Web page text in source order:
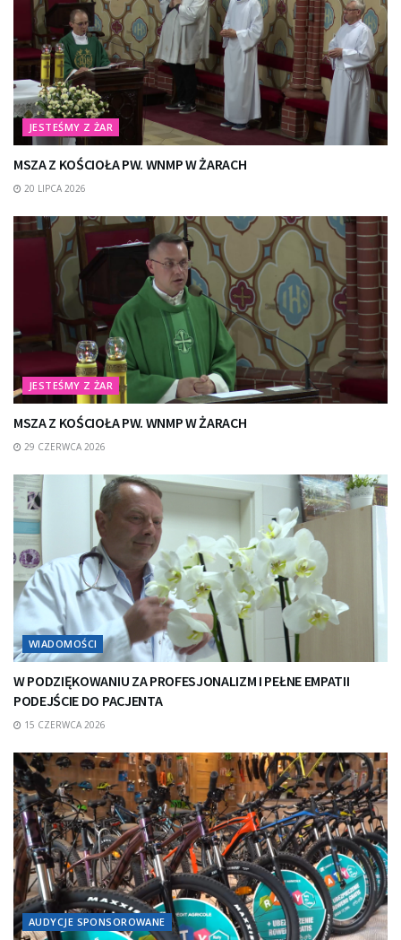
JESTEŚMY Z ŻAR
MSZA Z KOŚCIOŁA PW. WNMP W ŻARACH
20 LIPCA 2026
JESTEŚMY Z ŻAR
MSZA Z KOŚCIOŁA PW. WNMP W ŻARACH
29 CZERWCA 2026
WIADOMOŚCI
W PODZIĘKOWANIU ZA PROFESJONALIZM I PEŁNE EMPATII
PODEJŚCIE DO PACJENTA
15 CZERWCA 2026
AUDYCJE SPONSOROWANE